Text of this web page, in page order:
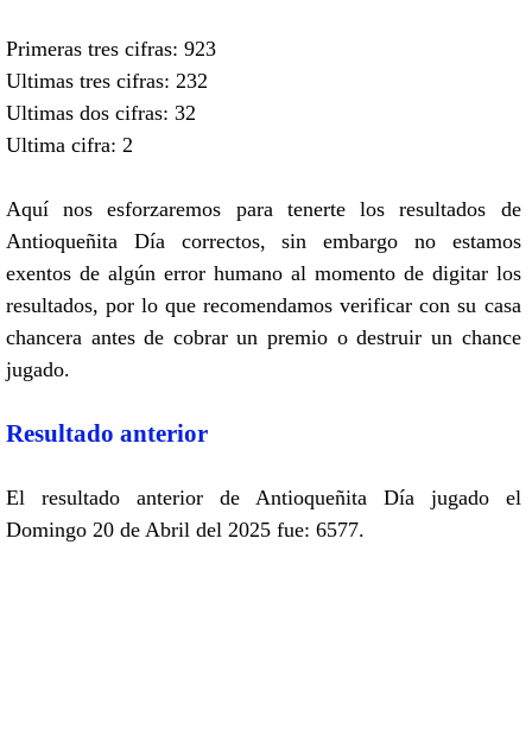
Primeras tres cifras: 923
Ultimas tres cifras: 232
Ultimas dos cifras: 32
Ultima cifra: 2
Aquí nos esforzaremos para tenerte los resultados de
Antioqueñita Día correctos, sin embargo no estamos
exentos de algún error humano al momento de digitar los
resultados, por lo que recomendamos verificar con su casa
chancera antes de cobrar un premio o destruir un chance
jugado.
Resultado anterior
El resultado anterior de Antioqueñita Día jugado el
Domingo 20 de Abril del 2025 fue: 6577.